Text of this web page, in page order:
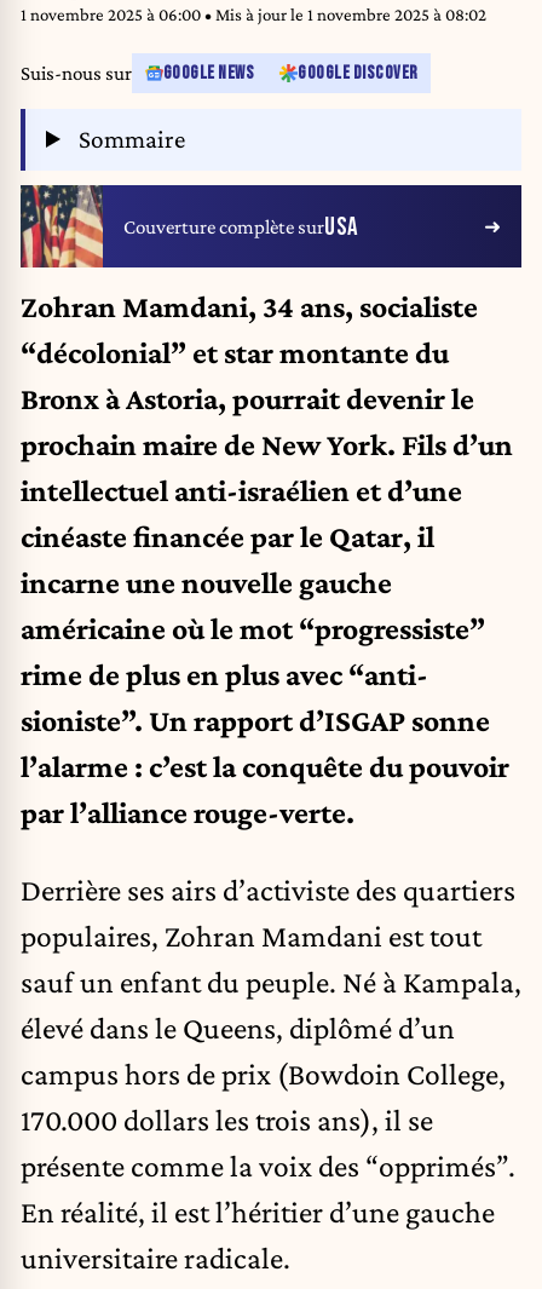
a substantial lead in the polls against his two opponents, as his message
Yorkers. Spencer Platt/Getty Images/AFP SPENCER PLATT / GETTY
IMAGES NORTH AMERICA / Getty Images via AFP
1 novembre 2025 à 06:00• Mis à jour le 1 novembre 2025 à 08:02
Suis-nous sur GOOGLE NEWS GOOGLE DISCOVER
Sommaire
Couverture complète surUSA
Zohran Mamdani, 34 ans, socialiste
“décolonial” et star montante du
Bronx à Astoria, pourrait devenir le
prochain maire de New York. Fils d’un
intellectuel anti-israélien et d’une
cinéaste financée par le Qatar, il
incarne une nouvelle gauche
américaine où le mot “progressiste”
rime de plus en plus avec “anti-
sioniste”. Un rapport d’ISGAP sonne
l’alarme : c’est la conquête du pouvoir
par l’alliance rouge-verte.
Derrière ses airs d’activiste des quartiers
populaires, Zohran Mamdani est tout
sauf un enfant du peuple. Né à Kampala,
élevé dans le Queens, diplômé d’un
campus hors de prix (Bowdoin College,
170.000 dollars les trois ans), il se
présente comme la voix des “opprimés”.
En réalité, il est l’héritier d’une gauche
universitaire radicale.